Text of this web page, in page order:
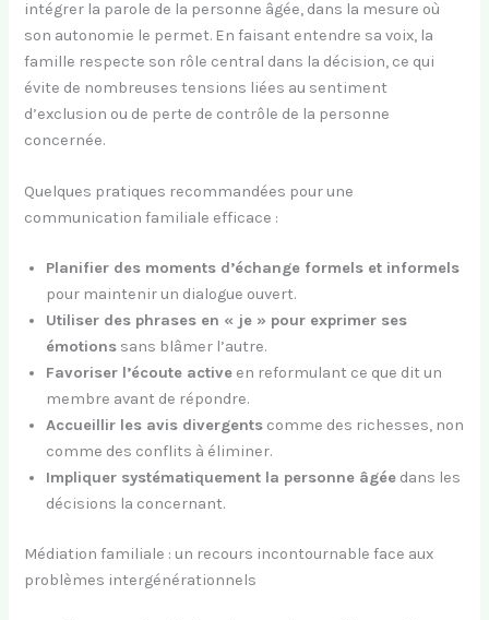
intégrer la parole de la personne âgée, dans la mesure où
son autonomie le permet. En faisant entendre sa voix, la
famille respecte son rôle central dans la décision, ce qui
évite de nombreuses tensions liées au sentiment
d’exclusion ou de perte de contrôle de la personne
concernée.
Quelques pratiques recommandées pour une
communication familiale efficace :
Planifier des moments d’échange formels et informels
pour maintenir un dialogue ouvert.
Utiliser des phrases en « je » pour exprimer ses
émotions sans blâmer l’autre.
Favoriser l’écoute active en reformulant ce que dit un
membre avant de répondre.
Accueillir les avis divergents comme des richesses, non
comme des conflits à éliminer.
Impliquer systématiquement la personne âgée dans les
décisions la concernant.
Médiation familiale : un recours incontournable face aux
problèmes intergénérationnels